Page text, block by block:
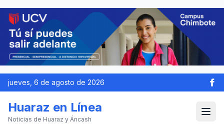
jueves, 6 de agosto de 2026
Huaraz en Línea
Noticias de Huaraz y Áncash